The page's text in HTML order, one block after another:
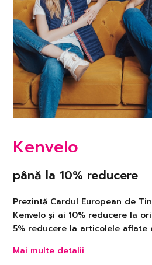
Kenvelo
până la 10% reducere
Prezintă Cardul European de
Kenvelo și ai 10% reducere la
5% reducere la articolele
Mai multe detalii